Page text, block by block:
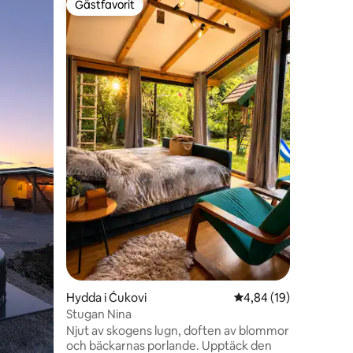
Gästfavorit
Gästfavorit
Hydda i Ćukovi 4,84 av 5 i
4,84 (19)
Stugan Nina
Njut av skogens lugn, doften av blommor
och bäckarnas porlande. Upptäck den